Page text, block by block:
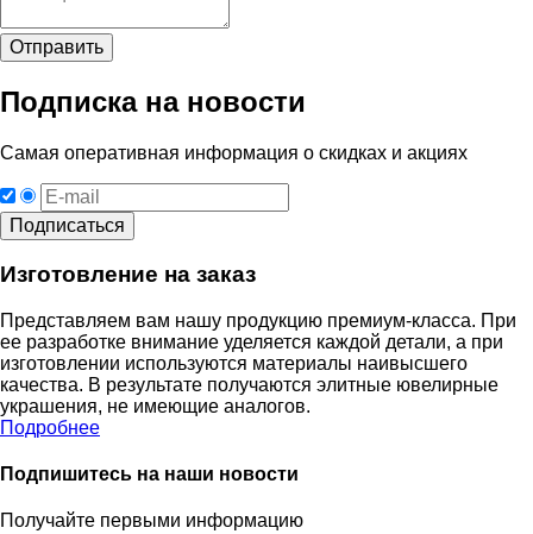
Подписка на новости
Самая оперативная информация о скидках и акциях
Изготовление на заказ
Представляем вам нашу продукцию премиум-класса. При
ее разработке внимание уделяется каждой детали, а при
изготовлении используются материалы наивысшего
качества. В результате получаются элитные ювелирные
украшения, не имеющие аналогов.
Подробнее
Подпишитесь на наши новости
Получайте первыми информацию